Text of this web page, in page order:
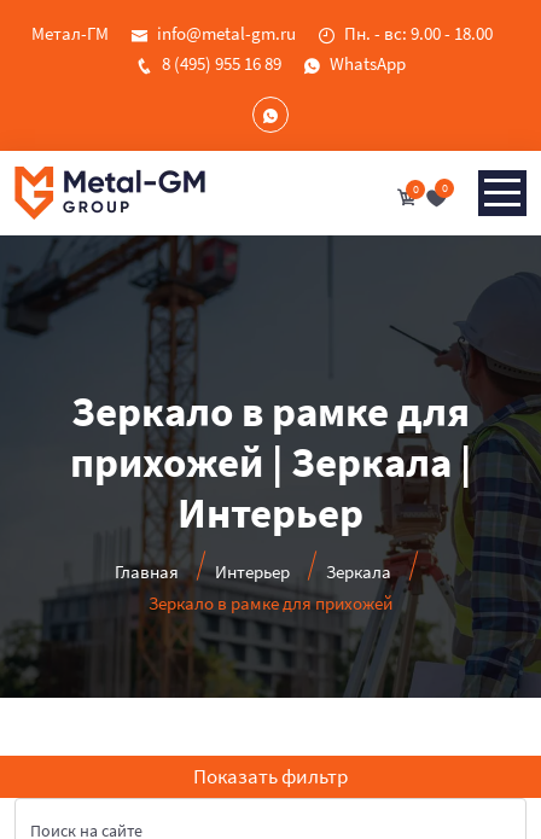
Метал-ГМ info@metal-gm.ru
Пн. - вс: 9.00 - 18.00
8 (495) 955 16 89
WhatsApp
0 0
Зеркало в рамке для
прихожей | Зеркала |
Интерьер
Главная Интерьер
Зеркала
Зеркало в рамке для прихожей
Показать фильтр
Поиск на сайте